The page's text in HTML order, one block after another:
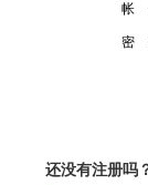
帐
密
还没有注册吗